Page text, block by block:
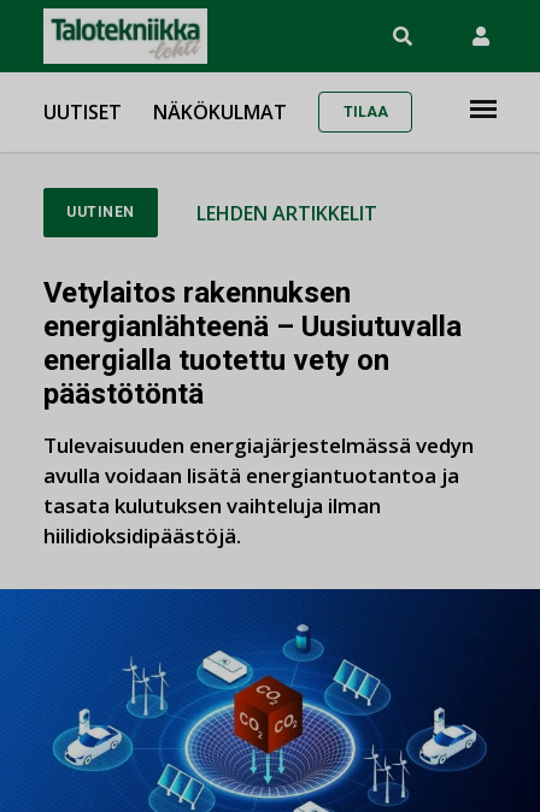
UUTISET NÄKÖKULMAT TILAA
UUTINEN LEHDEN ARTIKKELIT
Vetylaitos rakennuksen
energianlähteenä – Uusiutuvalla
energialla tuotettu vety on
päästötöntä
Tulevaisuuden energiajärjestelmässä vedyn
avulla voidaan lisätä energiantuotantoa ja
tasata kulutuksen vaihteluja ilman
hiilidioksidipäästöjä.